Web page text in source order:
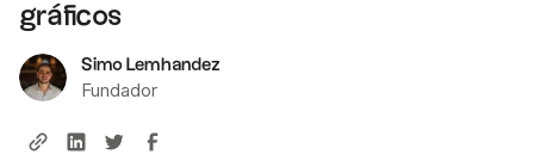
gráficos
Simo Lemhandez
Fundador